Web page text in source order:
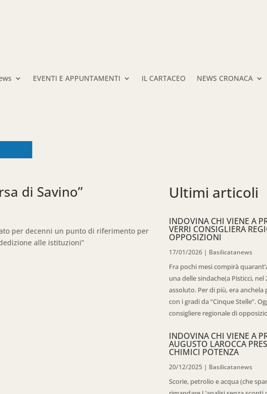
EVENTI E APPUNTAMENTI IL CARTACEO NEWS CRONACA
di Savino”
per decenni un punto di riferimento per
alle istituzioni”
Ultimi articoli
INDOVINA CHI VIENE A
VERRI CONSIGLIERA
OPPOSIZIONI
17/01/2026| Basilicatanews
Fra pochi mesi compirà
una delle sindache(a Pisticci,
assoluto. Per di più, era anchela
con i gradi da “Cinque Stelle”.
consigliere regionale di
INDOVINA CHI VIENE A
AUGUSTO LAROCCA
CHIMICI POTENZA
20/12/2025 | Basilicatanews
Scorie, petrolio e acqua (che